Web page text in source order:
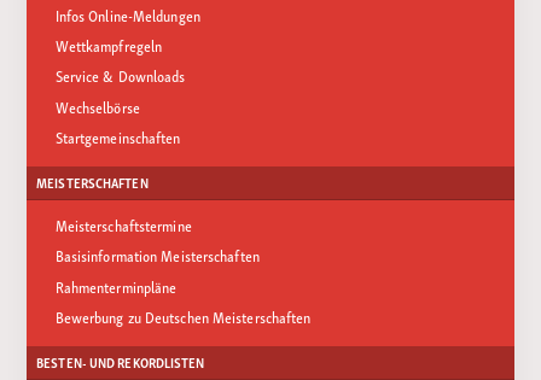
Infos Online-Meldungen
Wettkampfregeln
Service & Downloads
Wechselbörse
Startgemeinschaften
MEISTERSCHAFTEN
Meisterschaftstermine
Basisinformation Meisterschaften
Rahmenterminpläne
Bewerbung zu Deutschen Meisterschaften
BESTEN- UND REKORDLISTEN